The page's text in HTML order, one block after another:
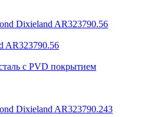
AR323790.56
с PVD покрытием